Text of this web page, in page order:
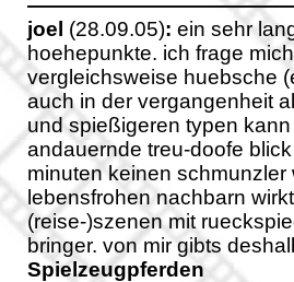
joel (28.09.05): ein sehr
hoehepunkte. ich frage
vergleichsweise huebsche
auch in der vergangenheit
und spießigeren typen
andauernde treu-doofe
minuten keinen
lebensfrohen nachbarn
(reise-)szenen mit
bringer. von mir gibts
Spielzeugpferden